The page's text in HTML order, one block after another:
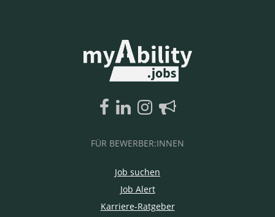
FÜR BEWERBER:INNEN
Job suchen
Job Alert
Karriere-Ratgeber